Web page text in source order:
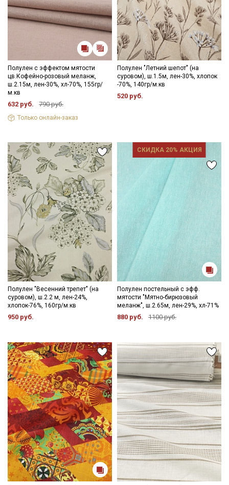
Полулен с эффектом мятости
цв.Кофейно-розовый меланж,
ш.2.15м, лен-30%, хл-70%, 155гр/
м.кв
632 руб. 790 руб.
Только онлайн-заказ
Полулен "Летний шепот" (на
суровом), ш.1.5м, лен-30%, хлопок
-70%, 140гр/м.кв
520 руб.
Полулен "Весенний трепет" (на
суровом), ш.2.2 м, лен-24%,
хлопок-76%, 160гр/м.кв
950 руб.
СКИДКА 20% АКЦИЯ
Полулен постельный с эфф.
мятости "Мятно-бирюзовый
меланж", ш.2.65м, лен-29%, хл-71%
880 руб. 1100 руб.